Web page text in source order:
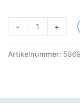
- +
Artikelnummer: